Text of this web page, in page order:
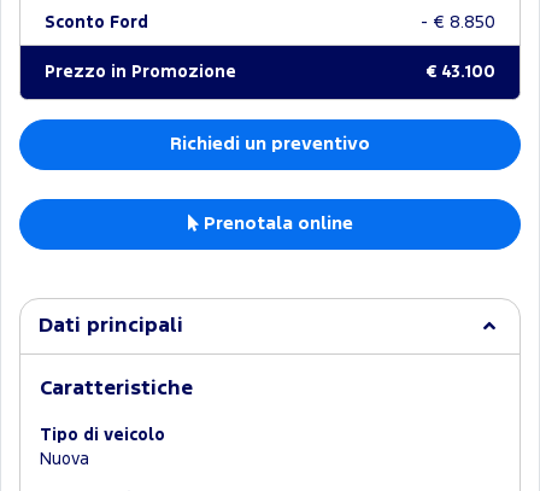
Sconto Ford - € 8.850
Prezzo in Promozione € 43.100
Richiedi un preventivo
Prenotala online
Dati principali
Caratteristiche
Tipo di veicolo
Nuova